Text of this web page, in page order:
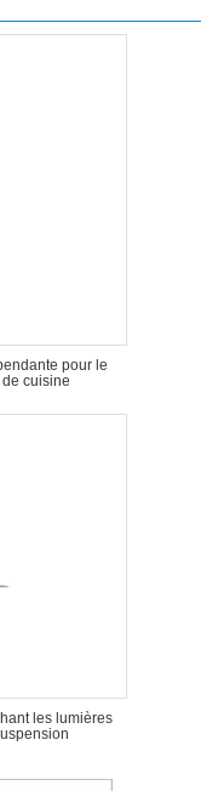
pour le
cuisine
les lumières